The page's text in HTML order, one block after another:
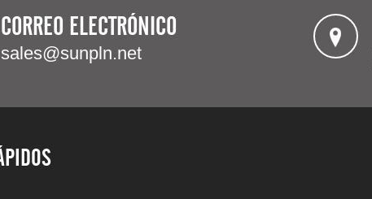
CORREO ELECTRÓNICO
sales@sunpln.net